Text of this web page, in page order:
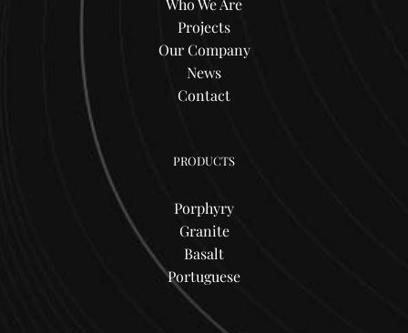
Who We Are
Projects
Our Company
News
Contact
PRODUCTS
Porphyry
Granite
Basalt
Portuguese